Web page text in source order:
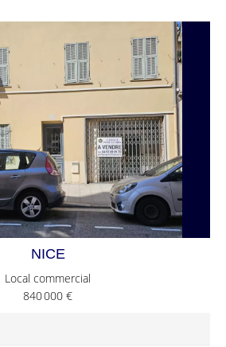
NICE
Local commercial
840 000 €